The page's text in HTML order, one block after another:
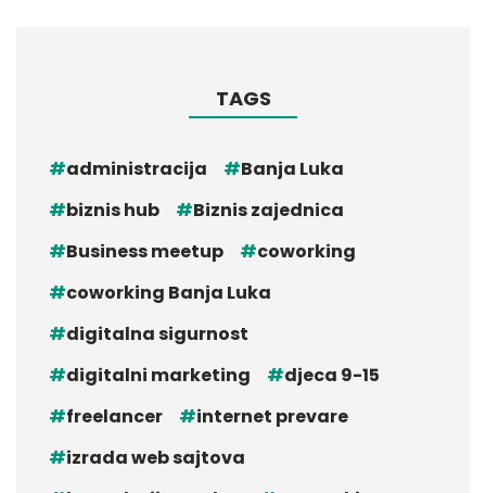
TAGS
administracija
Banja Luka
biznis hub
Biznis zajednica
Business meetup
coworking
coworking Banja Luka
digitalna sigurnost
digitalni marketing
djeca 9-15
freelancer
internet prevare
izrada web sajtova